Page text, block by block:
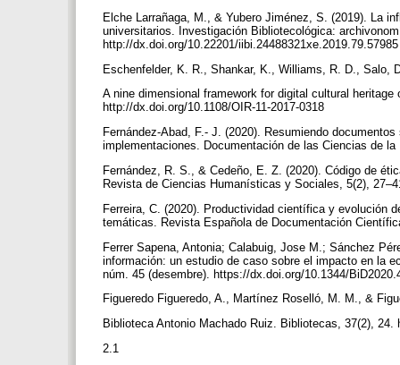
Elche Larrañaga, M., & Yubero Jiménez, S. (2019). La
universitarios. Investigación Bibliotecológica:
http://dx.doi.org/10.22201/
Eschenfelder, K. R., Shankar, K., Williams, R. D., Salo,
A nine dimensional framework for digital cultural
http://dx.doi.org/10.1108/OIR-11-2017-0318
Fernández-Abad, F.- J. (2020). Resumiendo
implementaciones. Documentación de las Ciencias de
Fernández, R. S., & Cedeño, E. Z. (2020). Código de
Revista de Ciencias Humanísticas y Sociales, 5(2),
Ferreira, C. (2020). Productividad científica y evolución
temáticas. Revista Española de Documentación
Ferrer Sapena, Antonia; Calabuig, Jose M.; Sánchez
información: un estudio de caso sobre el impacto en la
núm. 45 (desembre). https://dx.doi.org/10.1344/
Figueredo Figueredo, A., Martínez Roselló, M. M., &
Biblioteca Antonio Machado Ruiz. Bibliotecas, 37(2),
2.1